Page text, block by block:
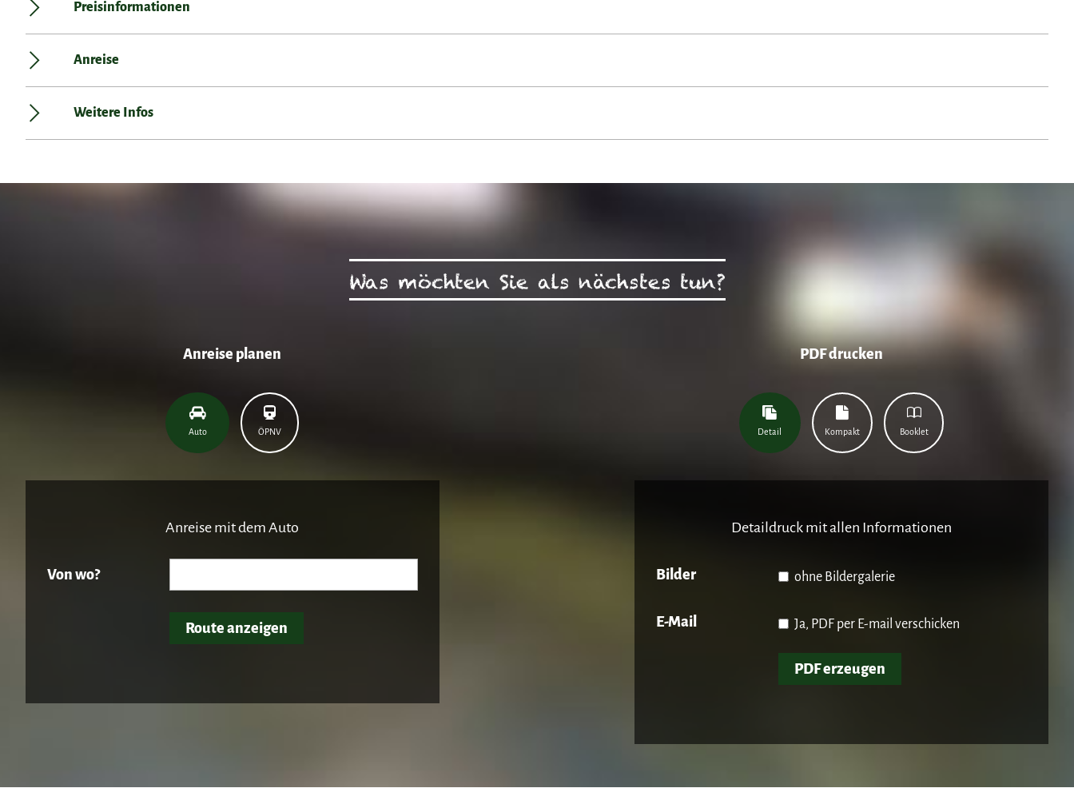
Preisinformationen
Anreise
Weitere Infos
Was möchten Sie als nächstes tun?
Anreise planen
Auto ÖPNV
Anreise mit dem Auto
Von wo?
Route anzeigen
PDF drucken
Detail Kompakt Booklet
Detaildruck mit allen Informationen
Bilder ohne Bildergalerie
E-Mail Ja, PDF per E-mail verschicken
PDF erzeugen